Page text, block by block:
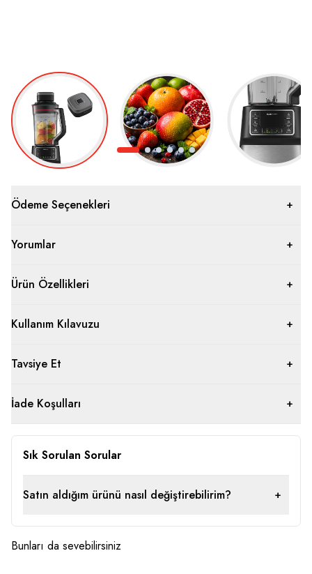
Ödeme Seçenekleri
Yorumlar
Ürün Özellikleri
Kullanım Kılavuzu
Tavsiye Et
İade Koşulları
Sık Sorulan Sorular
Satın aldığım ürünü nasıl değiştirebilirim?
Bunları da sevebilirsiniz